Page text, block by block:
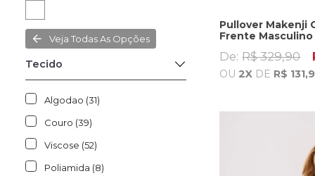
Veja Todas As Opções
Tecido
Algodao (31)
Couro (39)
Viscose (52)
Poliamida (8)
Pullover Makenji
Frente
De: R$ 329,90
OU 2X DE R$